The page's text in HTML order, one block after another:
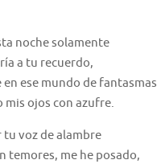
noche solamente
a tu recuerdo,
ese mundo de fantasmas
mis ojos con azufre.
voz de alambre
temores, me he posado,